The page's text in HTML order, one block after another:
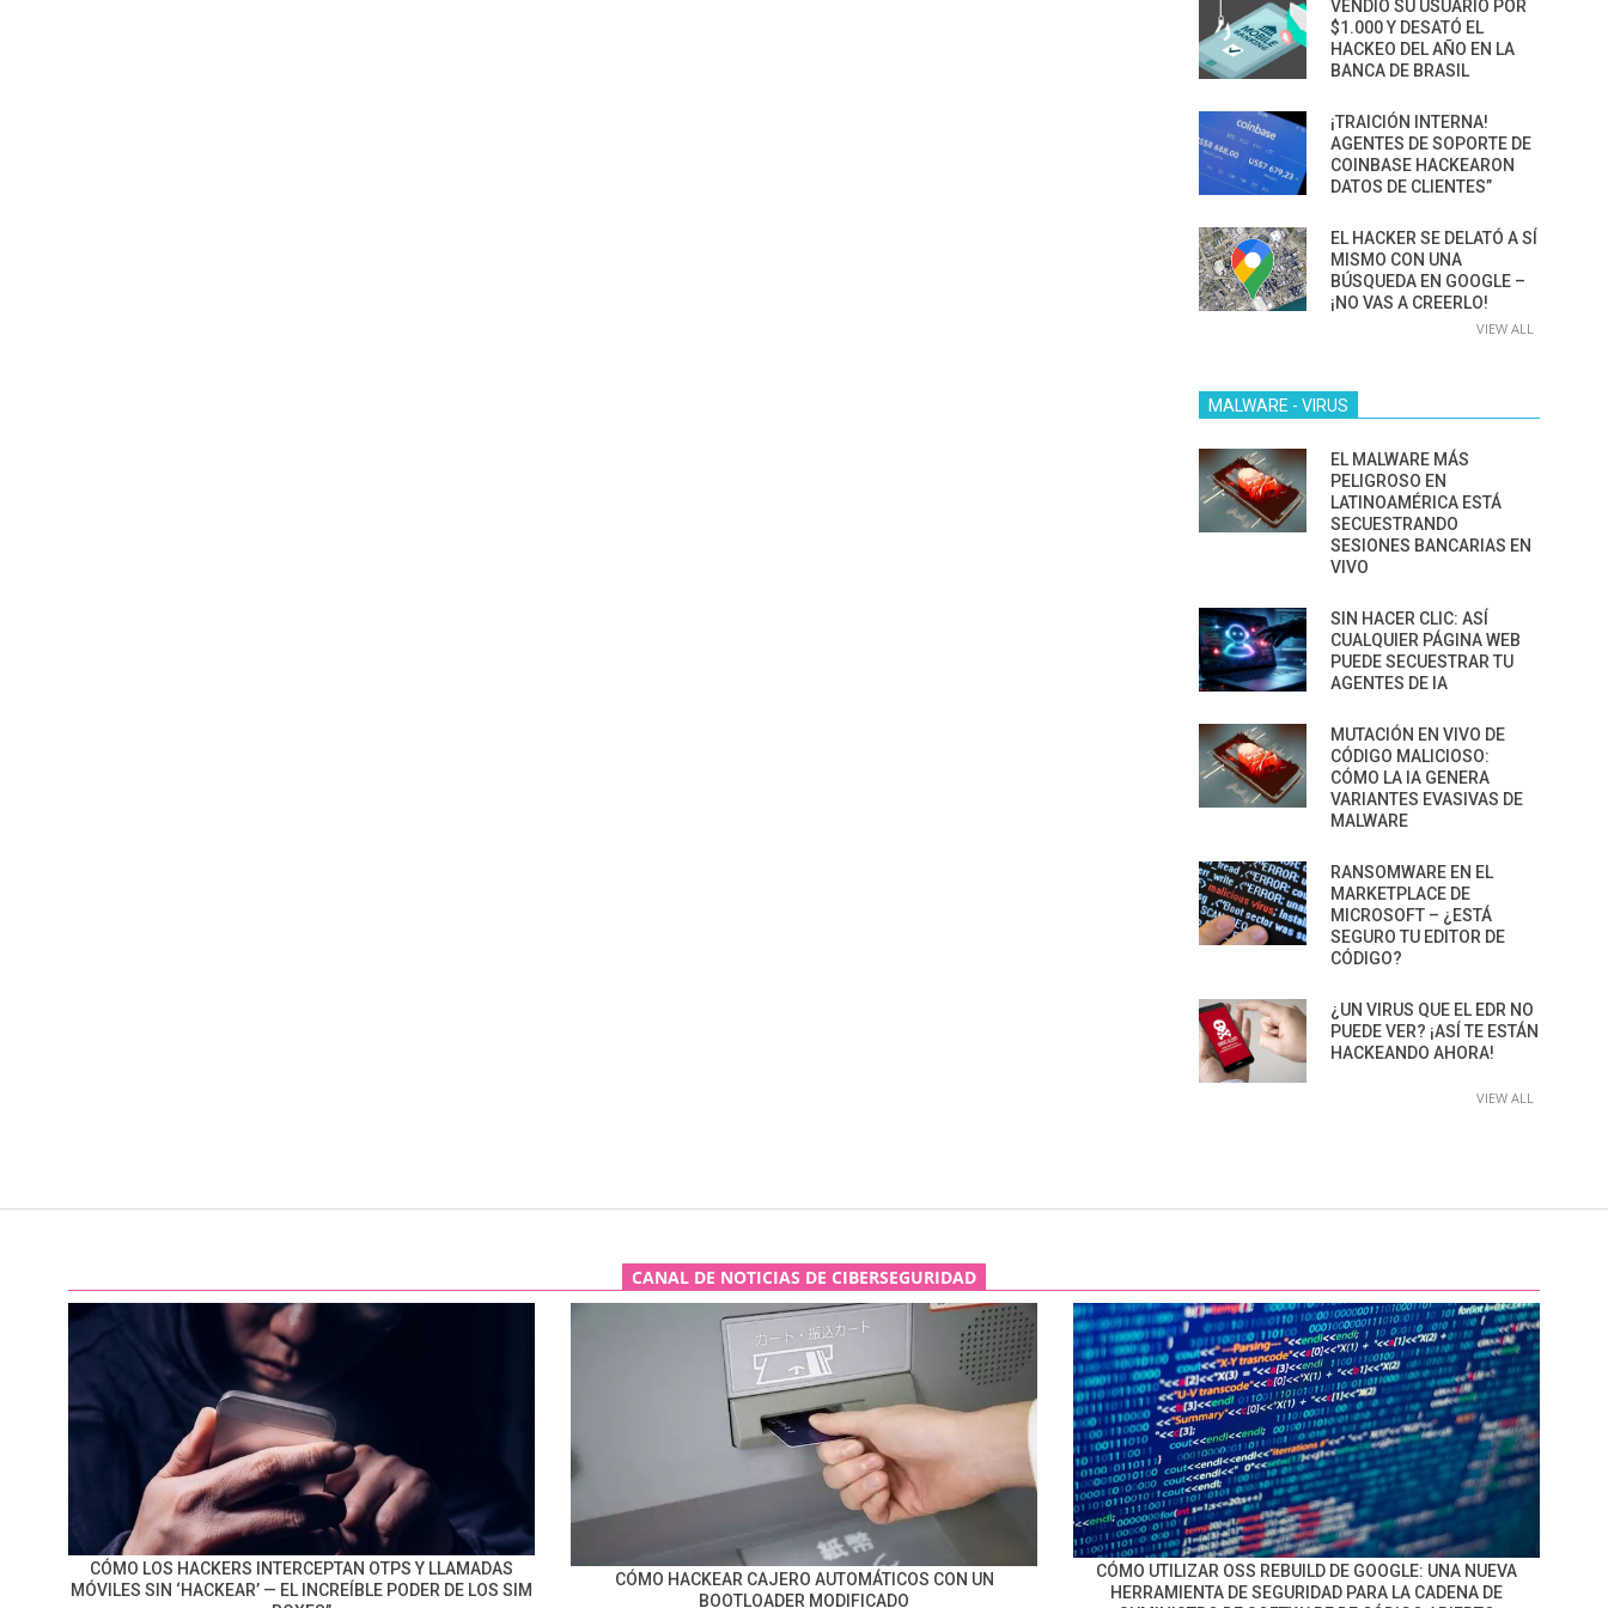
VENDIÓ SU USUARIO POR
$1.000 Y DESATÓ EL
HACKEO DEL AÑO EN LA
BANCA DE BRASIL
¡TRAICIÓN INTERNA!
AGENTES DE SOPORTE DE
COINBASE HACKEARON
DATOS DE CLIENTES”
EL HACKER SE DELATÓ A SÍ
MISMO CON UNA
BÚSQUEDA EN GOOGLE –
¡NO VAS A CREERLO!
VIEW ALL
MALWARE - VIRUS
EL MALWARE MÁS
PELIGROSO EN
LATINOAMÉRICA ESTÁ
SECUESTRANDO
SESIONES BANCARIAS EN
VIVO
SIN HACER CLIC: ASÍ
CUALQUIER PÁGINA WEB
PUEDE SECUESTRAR TU
AGENTES DE IA
MUTACIÓN EN VIVO DE
CÓDIGO MALICIOSO:
CÓMO LA IA GENERA
VARIANTES EVASIVAS DE
MALWARE
RANSOMWARE EN EL
MARKETPLACE DE
MICROSOFT – ¿ESTÁ
SEGURO TU EDITOR DE
CÓDIGO?
¿UN VIRUS QUE EL EDR NO
PUEDE VER? ¡ASÍ TE ESTÁN
HACKEANDO AHORA!
VIEW ALL
CANAL DE NOTICIAS DE CIBERSEGURIDAD
CÓMO LOS HACKERS INTERCEPTAN OTPS Y LLAMADAS
MÓVILES SIN ‘HACKEAR’ — EL INCREÍBLE PODER DE LOS SIM
CÓMO HACKEAR CAJERO AUTOMÁTICOS CON UN
BOOTLOADER MODIFICADO
CÓMO UTILIZAR OSS REBUILD DE GOOGLE: UNA NUEVA
HERRAMIENTA DE SEGURIDAD PARA LA CADENA DE